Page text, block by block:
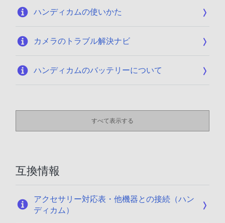
ハンディカムの使いかた
カメラのトラブル解決ナビ
ハンディカムのバッテリーについて
すべて表示する
互換情報
アクセサリー対応表・他機器との接続（ハン
ディカム）